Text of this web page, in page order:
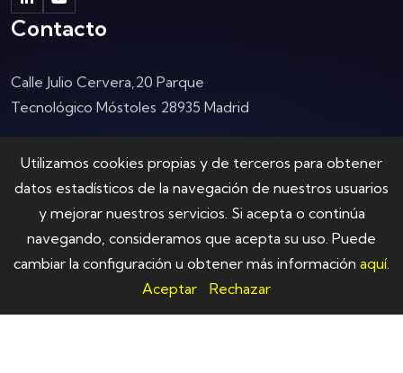
Contacto
Calle Julio Cervera,20 Parque
Tecnológico Móstoles 28935 Madrid
Lun - vie: 9.00 - 18.00
Teléfono:
+34 91 636 29 00
Utilizamos cookies propias y de terceros para obtener
datos estadísticos de la navegación de nuestros usuarios
y mejorar nuestros servicios. Si acepta o continúa
navegando, consideramos que acepta su uso. Puede
cambiar la configuración u obtener más información aquí.
Aceptar
Rechazar